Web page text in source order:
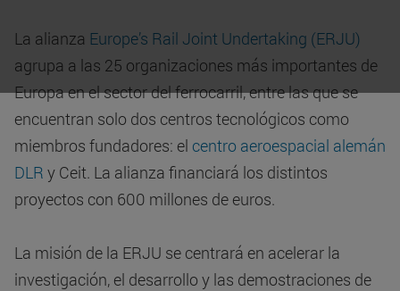
La alianza Europe’s Rail Joint Undertaking (ERJU)
agrupa a las 25 organizaciones más importantes de
Europa en el sector del ferrocarril, entre las que se
encuentran solo dos centros tecnológicos como
miembros fundadores: el centro aeroespacial alemán
DLR y Ceit. La alianza financiará los distintos
proyectos con 600 millones de euros.
La misión de la ERJU se centrará en acelerar la
investigación, el desarrollo y las demostraciones de